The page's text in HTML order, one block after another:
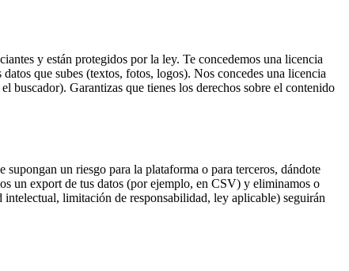
y están protegidos por la ley. Te concedemos una licencia
que subes (textos, fotos, logos). Nos concedes una licencia
Garantizas que tienes los derechos sobre el contenido
un riesgo para la plataforma o para terceros, dándote
un export de tus datos (por ejemplo, en CSV) y eliminamos o
limitación de responsabilidad, ley aplicable) seguirán